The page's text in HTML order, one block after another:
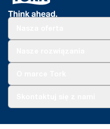
Reklamacja produktu
Przedstawiciele handlowi